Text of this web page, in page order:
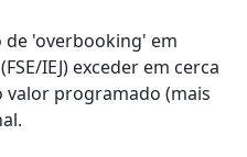
de 'overbooking' em
IEJ) exceder em cerca
valor programado (mais